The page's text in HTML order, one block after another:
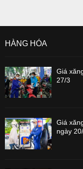
HÀNG HÓA
Giá
27/3
Giá
ngày